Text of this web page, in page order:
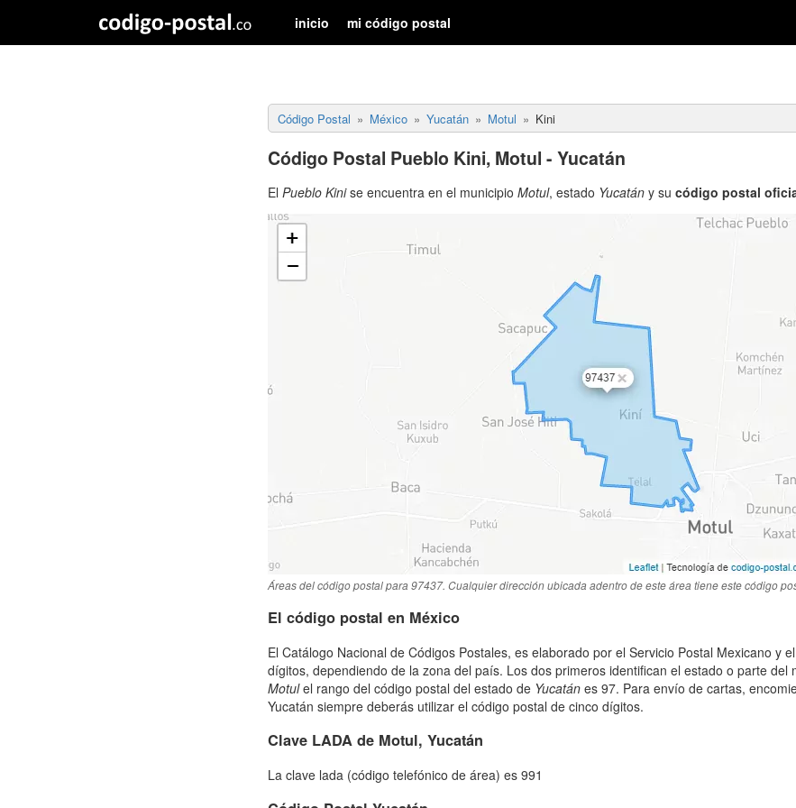
inicio mi código postal
Código Postal México Yucatán Motul Kini
Código Postal Pueblo Kini, Motul - Yucatán
El Pueblo Kinise encuentra en el municipio Motul, estado Yucatán y su código postal
Áreas del código postal para 97437. Cualquier dirección ubicada adentro de este área tiene este código
El código postal en México
El Catálogo Nacional de Códigos Postales, es elaborado por el Servicio Postal Mexicano y
dígitos, dependiendo de la zona del país. Los dos primeros identifican el estado o parte del
Motulel rango del código postal del estado de Yucatán es 97. Para envío de cartas,
Yucatán siempre deberás utilizar el código postal de cinco dígitos.
Clave LADA de Motul, Yucatán
La clave lada (código telefónico de área) es 991